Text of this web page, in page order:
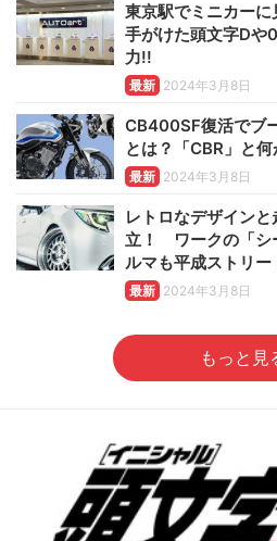
東京駅でミニカー
手がけた頭文字Dや
力!!
最新 2024年3月8日
CB400SF復活でブ
とは？「CBR」と何
最新 2024年3月8日
レトロなデザイン
立！ ワークの「シ
ルマも平成ストリー
最新 2024年3月8日
もっと見